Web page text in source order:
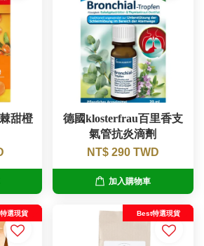
甜橙
德國klosterfrau百里香支
氣管抗炎滴劑
NT$ 290 TWD
加入購物車
選現貨 Best特選現貨